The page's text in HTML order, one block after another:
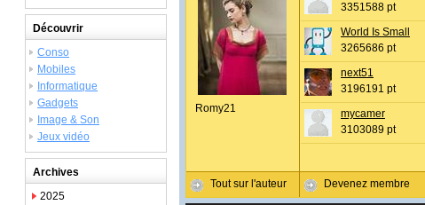
Découvrir
Conso
Mobiles
Informatique
Gadgets
Image & Son
Jeux vidéo
Archives
2025
Romy21
Tout sur l'auteur
3351588 pt
World Is Small
3265686 pt
next51
3196191 pt
mycamer
3103089 pt
Devenez membre